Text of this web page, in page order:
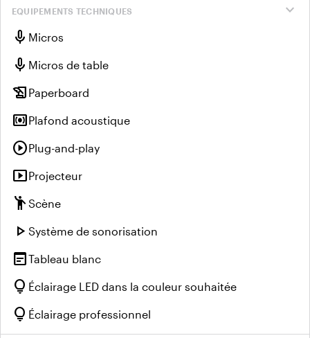
expand_more
EQUIPEMENTS TECHNIQUES
mic Micros
mic Micros de table
history_edu Paperboard
surround_soundPlafond acoustique
play_circlePlug-and-play
smart_displayProjecteur
emoji_peopleScène
play_arrow Système de sonorisation
wysiwygTableau blanc
lightbulb Éclairage LED dans la couleur souhaitée
lightbulb Éclairage professionnel